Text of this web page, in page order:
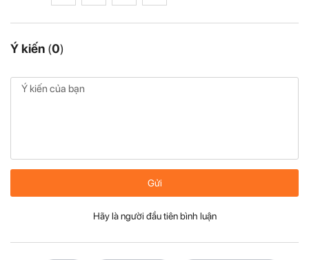
Ý kiến (0)
Gửi
Hãy là người đầu tiên bình luận